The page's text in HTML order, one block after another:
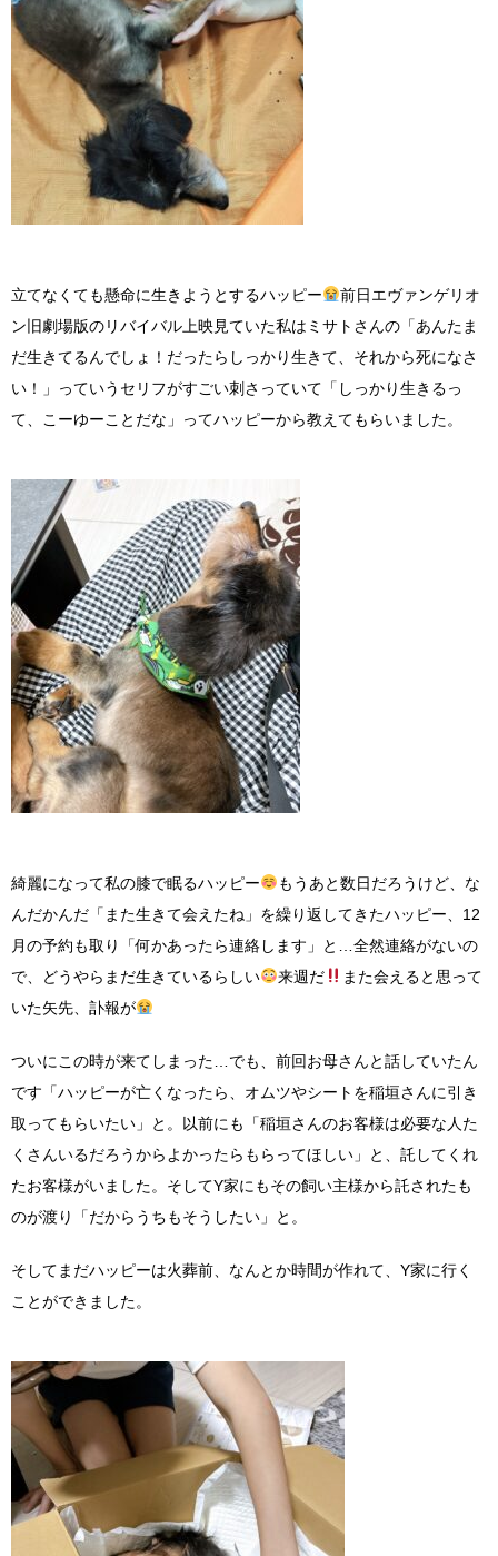
立てなくても懸命に生きようとするハッピー
前日エヴァンゲリオ
ン旧劇場版のリバイバル上映見ていた私はミサトさんの「あんたま
だ生きてるんでしょ！だったらしっかり生きて、それから死になさ
い！」っていうセリフがすごい刺さっていて「しっかり生きるっ
て、こーゆーことだな」ってハッピーから教えてもらいました。
綺麗になって私の膝で眠るハッピー
もうあと数日だろうけど、な
んだかんだ「また生きて会えたね」を繰り返してきたハッピー、12
月の予約も取り「何かあったら連絡します」と…全然連絡がないの
で、どうやらまだ生きているらしい
来週だ
また会えると思って
いた矢先、訃報が
ついにこの時が来てしまった…でも、前回お母さんと話していたん
です「ハッピーが亡くなったら、オムツやシートを稲垣さんに引き
取ってもらいたい」と。以前にも「稲垣さんのお客様は必要な人た
くさんいるだろうからよかったらもらってほしい」と、託してくれ
たお客様がいました。そしてY家にもその飼い主様から託されたも
のが渡り
「だからうちもそうしたい」と。
そしてまだハッピーは火葬前、なんとか時間が作れて、Y家に行く
ことができました。